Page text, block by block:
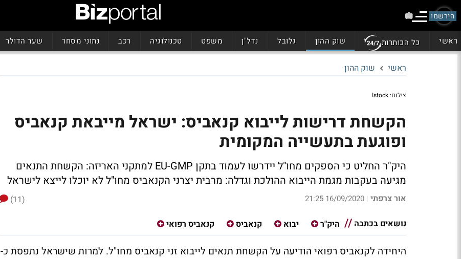
הירשמו
ראשי כל הכותרות שוק ההון גלובל נדל"ן משפט טכנולוגיה רכב נתוני מסחר שער הדולר
ראשי שוק ההון
צילום: Istock
הקשחת דרישות לייבוא קנאביס: ישראל מייבאת קנאביס
ופוגעת בתעשייה המקומית
היק"ר החליט כי הספקים מחו"ל יידרשו לעמוד בתקן EU-GMP למתקני האריזה: הקשחת התנאים
מגיעה בעקבות מגמת הייבוא ההולכת וגדלה: מרבית יצרני הקנאביס מחו"ל לא יוכלו לייצא לישראל
אור צרפתי |
16/09/2020 21:25
(11)
נושאים בכתבה
היק"ר יבוא קנאביס קנאביס רפואי
היחידה לקנאביס רפואי הודיעה על הקשחת תנאים לייבוא זני קנאביס מחו"ל. למרות שישראל נתפסת כ-